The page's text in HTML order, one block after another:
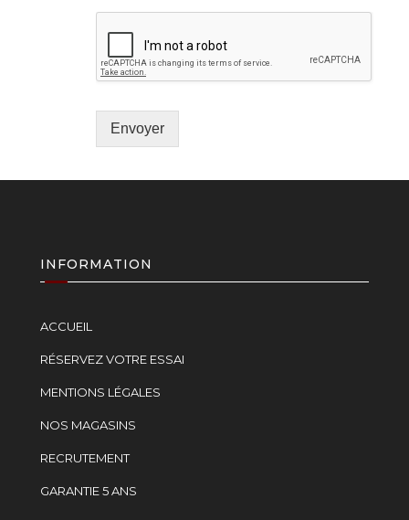
Envoyer
INFORMATION
ACCUEIL
RÉSERVEZ VOTRE ESSAI
MENTIONS LÉGALES
NOS MAGASINS
RECRUTEMENT
GARANTIE 5 ANS